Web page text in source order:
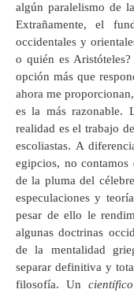
algún paralelismo de
Extrañamente, el
occidentales y
o quién es
opción más que
ahora me
es la más razonable.
realidad es el trabajo
escoliastas. A
egipcios, no
de la pluma del
especulaciones y
pesar de ello le
algunas doctrinas
de la mentalidad
separar definitiva y
filosofía. Un científico